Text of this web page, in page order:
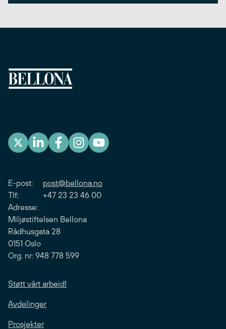
E-post: post@bellona.no
Tlf: +47 23 23 46 00
Adresse:
Miljøstiftelsen Bellona
Rådhusgata 28
0151 Oslo
Org. nr: 948 778 599
Støtt vårt arbeid!
Avdelinger
Prosjekter